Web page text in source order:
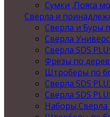
Сумки ,Пояса
Сверла и
Сверла и Буры
Сверла
Сверла SDS
Фрезы по
Штроберы по
Сверла SDS
Сверла SDS
Наборы,Сверла